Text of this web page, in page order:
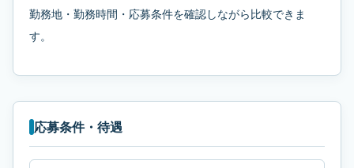
勤務地・勤務時間・応募条件を確認しながら比較できま
す。
応募条件・待遇